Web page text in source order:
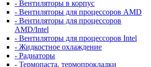
- Вентиляторы в корпус
- Вентиляторы для процессоров AMD
- Вентиляторы для процессоров
AMD/Intel
- Вентиляторы для процессоров Intel
- Жидкостное охлаждение
- Радиаторы
- Термопаста, термопрокладки